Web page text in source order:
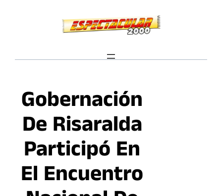
Gobernación
De Risaralda
Participó En
El Encuentro